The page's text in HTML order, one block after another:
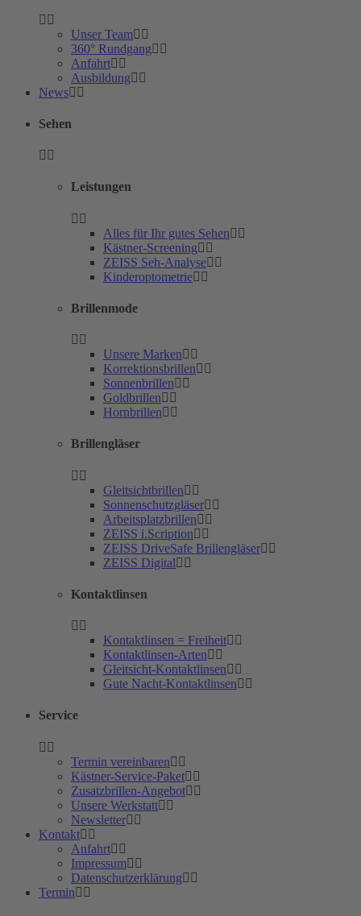
Unser Team
360° Rundgang
Anfahrt
Ausbildung
News
Sehen
Leistungen
Alles für Ihr gutes Sehen
Kästner-Screening
ZEISS Seh-Analyse
Kinderoptometrie
Brillenmode
Unsere Marken
Korrektionsbrillen
Sonnenbrillen
Goldbrillen
Hornbrillen
Brillengläser
Gleitsichtbrillen
Sonnenschutzgläser
Arbeitsplatzbrillen
ZEISS i.Scription
ZEISS DriveSafe Brillengläser
ZEISS Digital
Kontaktlinsen
Kontaktlinsen = Freiheit
Kontaktlinsen-Arten
Gleitsicht-Kontaktlinsen
Gute Nacht-Kontaktlinsen
Service
Termin vereinbaren
Kästner-Service-Paket
Zusatzbrillen-Angebot
Unsere Werkstatt
Newsletter
Kontakt
Anfahrt
Impressum
Datenschutzerklärung
Termin